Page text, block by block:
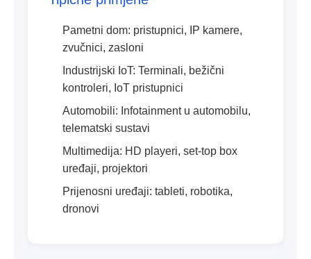
Pametni dom: pristupnici, IP kamere,
zvučnici, zasloni
Industrijski IoT: Terminali, bežični
kontroleri, IoT pristupnici
Automobili: Infotainment u automobilu,
telematski sustavi
Multimedija: HD playeri, set-top box
uređaji, projektori
Prijenosni uređaji: tableti, robotika,
dronovi